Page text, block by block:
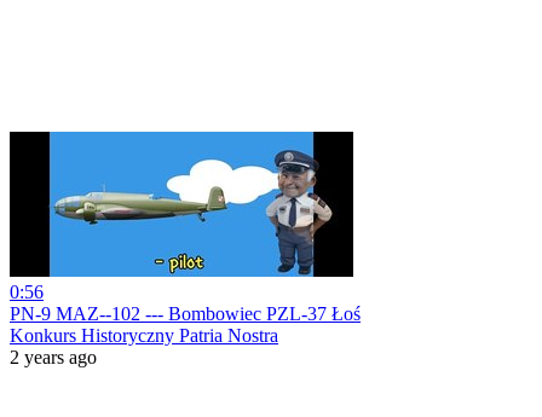
0:56
PN-9 MAZ--102 --- Bombowiec PZL-37 Łoś
Konkurs Historyczny Patria Nostra
2 years ago